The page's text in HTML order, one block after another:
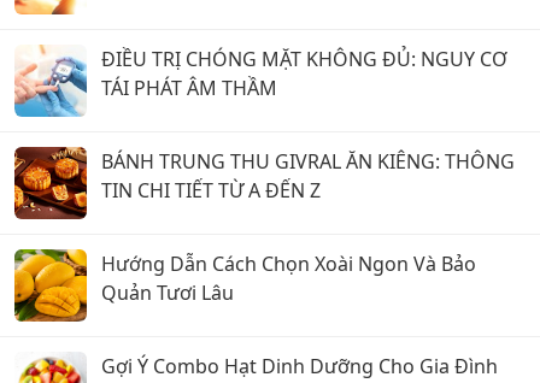
ĐIỀU TRỊ CHÓNG MẶT KHÔNG ĐỦ: NGUY CƠ
TÁI PHÁT ÂM THẦM
BÁNH TRUNG THU GIVRAL ĂN KIÊNG: THÔNG
TIN CHI TIẾT TỪ A ĐẾN Z
Hướng Dẫn Cách Chọn Xoài Ngon Và Bảo
Quản Tươi Lâu
Gợi Ý Combo Hạt Dinh Dưỡng Cho Gia Đình